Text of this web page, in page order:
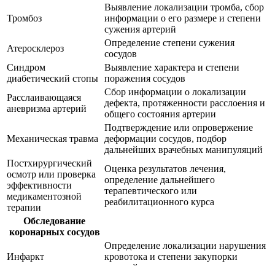
Тромбоз
Выявление локализации тромба, сбор
информации о его размере и степени
сужения артерий
Атеросклероз
Определение степени сужения
сосудов
Синдром
диабетический стопы
Выявление характера и степени
поражения сосудов
Расслаивающаяся
аневризма артерий
Сбор информации о локализации
дефекта, протяженности расслоения и
общего состояния артерии
Механическая травма
Подтверждение или опровержение
деформации сосудов, подбор
дальнейших врачебных манипуляций
Постхирургический
осмотр или проверка
эффективности
медикаментозной
терапии
Оценка результатов лечения,
определение дальнейшего
терапевтического или
реабилитационного курса
Обследование
коронарных сосудов
Инфаркт
Определение локализации нарушения
кровотока и степени закупорки